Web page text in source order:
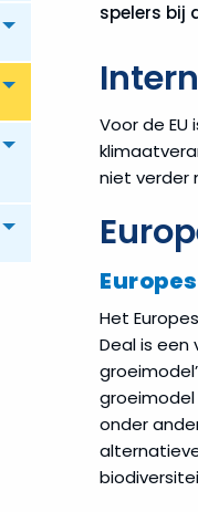
Toggle menu
Toggle menu
Toggle menu
Toggle menu
spelers bij
Voor de EU
niet verder
Het
Deal is
groeimodel
onder